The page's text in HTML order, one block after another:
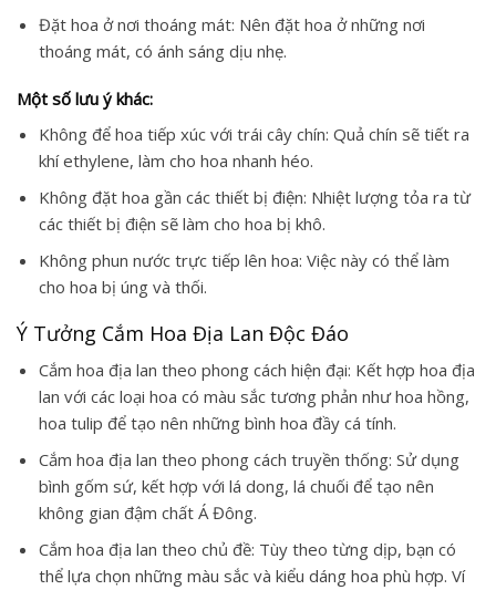
Đặt hoa ở nơi thoáng mát: Nên đặt hoa ở những nơi
thoáng mát, có ánh sáng dịu nhẹ.
Một số lưu ý khác:
Không để hoa tiếp xúc với trái cây chín: Quả chín sẽ tiết ra
khí ethylene, làm cho hoa nhanh héo.
Không đặt hoa gần các thiết bị điện: Nhiệt lượng tỏa ra từ
các thiết bị điện sẽ làm cho hoa bị khô.
Không phun nước trực tiếp lên hoa: Việc này có thể làm
cho hoa bị úng và thối.
Ý Tưởng Cắm Hoa Địa Lan Độc Đáo
Cắm hoa địa lan theo phong cách hiện đại: Kết hợp hoa địa
lan với các loại hoa có màu sắc tương phản như hoa hồng,
hoa tulip để tạo nên những bình hoa đầy cá tính.
Cắm hoa địa lan theo phong cách truyền thống: Sử dụng
bình gốm sứ, kết hợp với lá dong, lá chuối để tạo nên
không gian đậm chất Á Đông.
Cắm hoa địa lan theo chủ đề: Tùy theo từng dịp, bạn có
thể lựa chọn những màu sắc và kiểu dáng hoa phù hợp. Ví